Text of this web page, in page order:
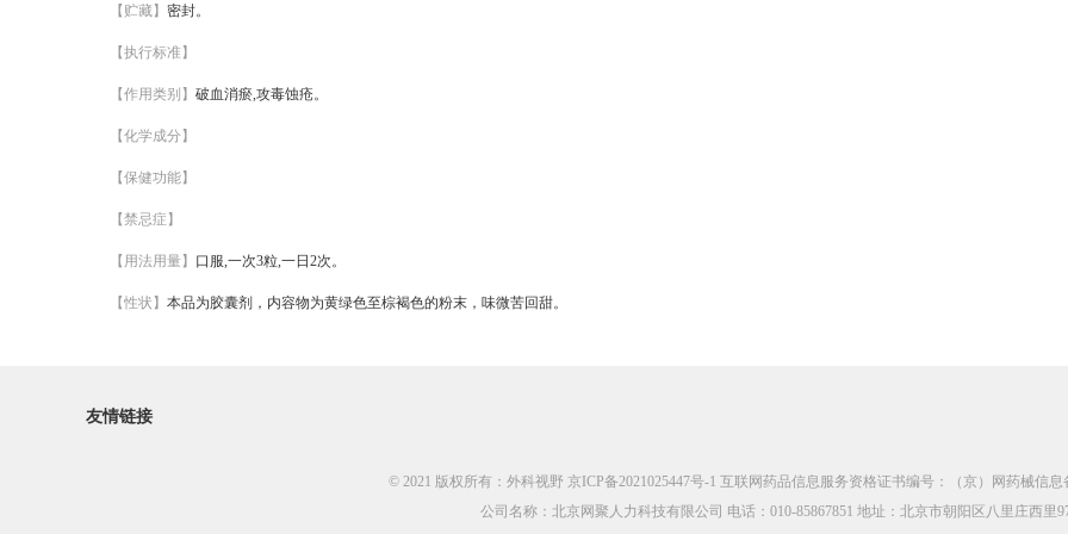
【贮藏】 密封。
【执行标准】
【作用类别】 破血消瘀,攻毒蚀疮。
【化学成分】
【保健功能】
【禁忌症】
【用法用量】 口服,一次3粒,一日2次。
【性状】 本品为胶囊剂，内容物为黄绿色至棕褐色的粉末，味微苦回甜。
友情链接
© 2021 版权所有：外科视野 京ICP备2021025447号-1 互联网药品信息服务资格证书编号：（京）网药械信息
公司名称：北京网聚人力科技有限公司 电话：010-85867851 地址：北京市朝阳区八里庄西里